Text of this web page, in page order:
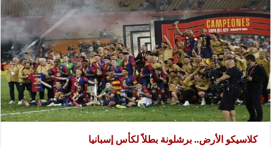
كلاسيكو الأرض.. برشلونة بطلاً لكأس إسبانيا